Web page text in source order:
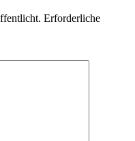
Erforderliche